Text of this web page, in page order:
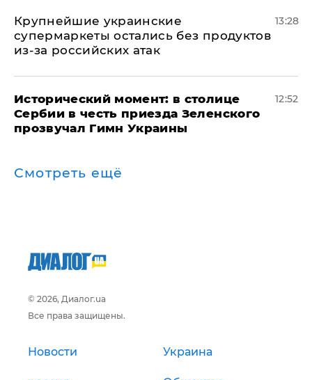
Крупнейшие украинские
супермаркеты остались без продуктов
из-за российских атак
13:28
Исторический момент: в столице
Сербии в честь приезда Зеленского
прозвучал Гимн Украины
12:52
Смотреть ещё
© 2026, Диалог.ua
Все права защищены.
Новости Украина